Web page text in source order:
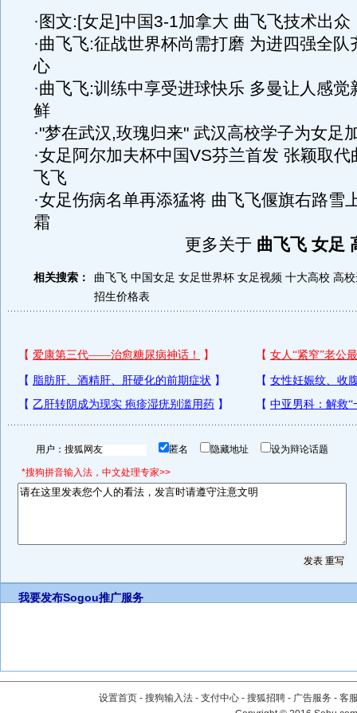
· 图文:[女足]中国3-1加拿大 曲飞飞技术出众
·曲飞飞:征战世界杯尚需打磨 为进四强全队
心
·曲飞飞:训练中享受进球快乐 多曼让人感觉
鲜
·"梦在武汉,玫瑰归来" 武汉高校学子为女足
·女足阿尔加夫杯中国VS芬兰首发 张颖取代
飞飞
·女足伤病名单再添猛将 曲飞飞偃旗右路雪
霜
更多关于 曲飞飞 女足
相关搜索： 曲飞飞 中国女足 女足世界杯 女足视频 十大高校 高
招生价格表
用户： 匿名 隐藏地址 设为辩论话题
*搜狗拼音输入法，中文处理专家>>
我要发布Sogou推广服务
设置首页 - 搜狗输入法 - 支付中心 - 搜狐招聘 - 广告服务 - 客